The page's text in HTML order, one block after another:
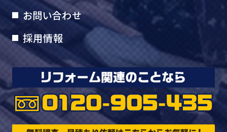
お問い合わせ
採用情報